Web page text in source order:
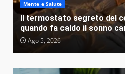
Mente e Salute
Il termostato segreto del
quando fa caldo il sonno
Ago 5, 2026